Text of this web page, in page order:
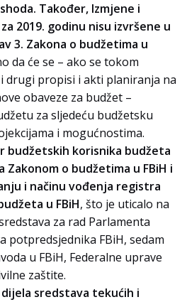
Također, Izmjene i
2019. godinu nisu izvršene u
3. Zakona o budžetima u
da će se – ako se tokom
drugi propisi i akti planiranja na
obaveze za budžet –
za sljedeću budžetsku
i mogućnostima.
budžetskih korisnika budžeta
Zakonom o budžetima u FBiH i
i načinu vođenja registra
u FBiH, što je uticalo na
za rad Parlamenta
potpredsjednika FBiH, sedam
u FBiH, Federalne uprave
zaštite.
sredstava tekućih i